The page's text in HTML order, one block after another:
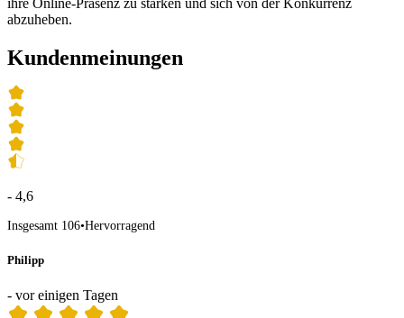
abzuheben.
Kundenmeinungen
- 4,6
Insgesamt 106•Hervorragend
Philipp
- vor einigen Tagen